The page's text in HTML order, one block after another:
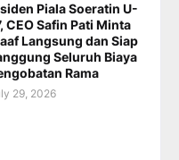
Piala Soeratin U-
CEO Safin Pati Minta
Langsung dan Siap
Seluruh Biaya
Rama
29, 2026